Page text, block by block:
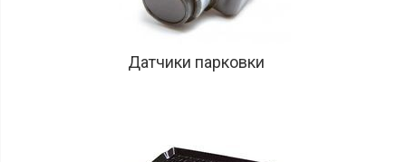
Датчики парковки